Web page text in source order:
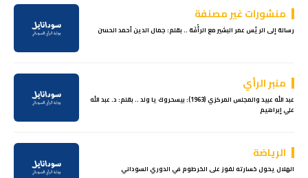
منشورات غير مصنفة
رسالة إلى الريِّس عمر البشير مع الرأْفَة .. بقلم: جمال الدين أحمد الحسن
منبر الرأي
عبد الله عبيد والمجلس المركزي (1963): بيسحروك يا ولد .. بقلم: د. عبد الله
علي إبراهيم
الرياضة
الهلال يحول خسارته لفوز على الخرطوم في الدوري السوداني